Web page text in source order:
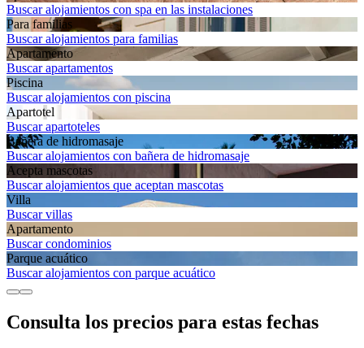
Buscar alojamientos con spa en las instalaciones
Para familias
Buscar alojamientos para familias
Apartamento
Buscar apartamentos
Piscina
Buscar alojamientos con piscina
Apartotel
Buscar apartoteles
Bañera de hidromasaje
Buscar alojamientos con bañera de hidromasaje
Acepta mascotas
Buscar alojamientos que aceptan mascotas
Villa
Buscar villas
Apartamento
Buscar condominios
Parque acuático
Buscar alojamientos con parque acuático
Consulta los precios para estas fechas